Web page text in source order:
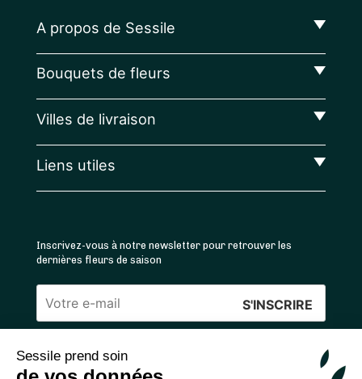
Sessile prend soin
A propos de Sessile
Bouquets de fleurs
Villes de livraison
Liens utiles
Inscrivez-vous à notre newsletter pour retrouver les
dernières fleurs de saison
Veuillez
ce
champ
4.4 /5 ⭐ | 120 000+ bouquets livrés |